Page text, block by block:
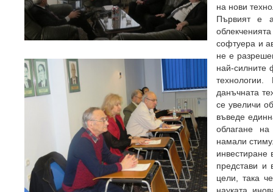
на нови
Първият е
софтуера и
не е
най-силните
данъчната
се увеличи
въведе
облагане
намали
инвестиране
представи и
цели, така